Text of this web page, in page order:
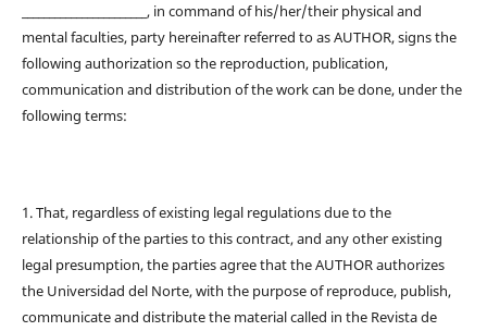
_______________________, in command of his/her/their physical and
mental faculties, party hereinafter referred to as AUTHOR, signs the
following authorization so the reproduction, publication,
communication and distribution of the work can be done, under the
following terms:
1. That, regardless of existing legal regulations due to the
relationship of the parties to this contract, and any other existing
legal presumption, the parties agree that the AUTHOR authorizes
the Universidad del Norte, with the purpose of reproduce, publish,
communicate and distribute the material called in the Revista de